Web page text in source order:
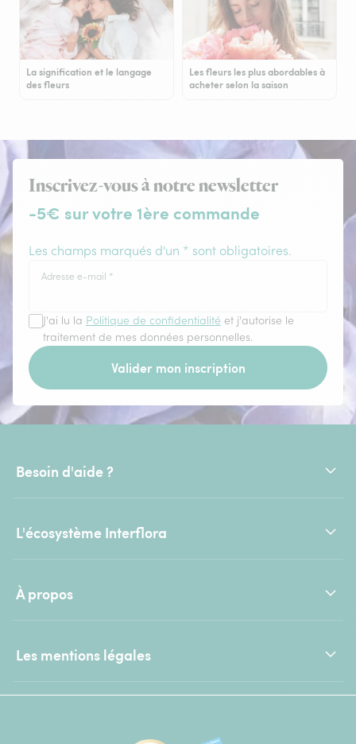
La signification et le langage
des fleurs
Les fleurs les plus abordables à
acheter selon la saison
Inscrivez-vous à notre newsletter
-5€ sur votre 1ère commande
Les champs marqués d'un * sont obligatoires.
Adresse e-mail *
J'ai lu la Politique de confidentialité et j'autorise le
traitement de mes données personnelles.
Valider mon inscription
Besoin d'aide ?
L'écosystème Interflora
À propos
Les mentions légales